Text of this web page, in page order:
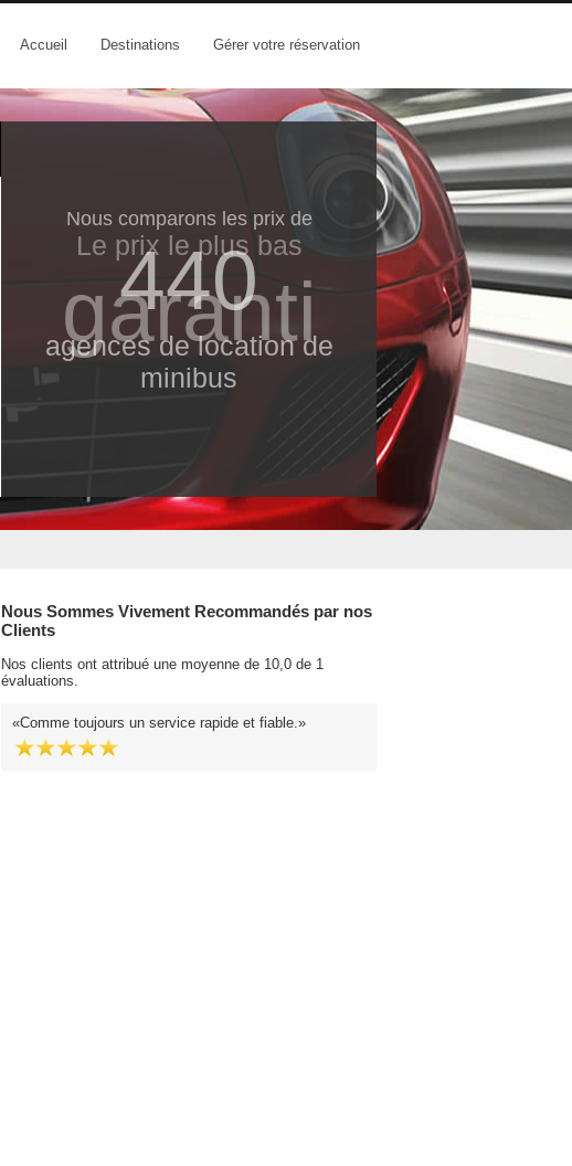
Accueil Destinations Gérer votre réservation
Nous comparons les prix de
440
agences de location de
minibus
Le prix le​ plus bas
garanti
Nous Sommes Vivement Recommandés par nos
Clients
Nos clients ont attribué une moyenne de 10,0 de 1
évaluations.
Comme toujours un service rapide et fiable.